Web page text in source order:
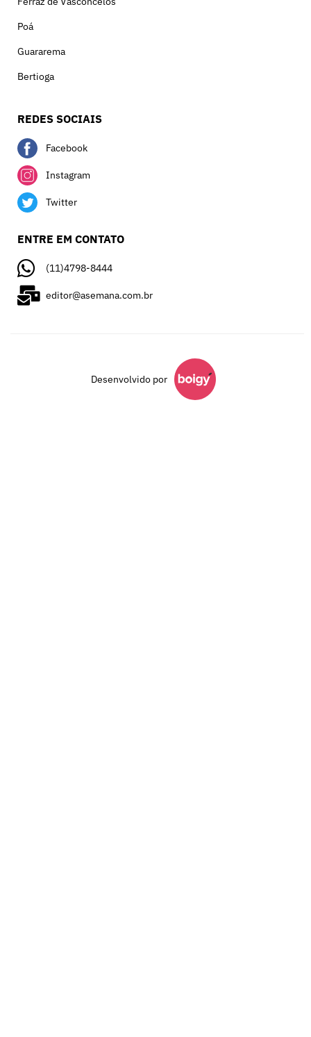
Poá
Guararema
Bertioga
REDES SOCIAIS
Facebook
Instagram
Twitter
ENTRE EM CONTATO
(11)4798-8444
editor@asemana.com.br
Desenvolvido por